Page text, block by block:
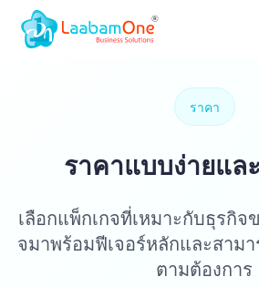
ราคา
ราคาแบบง่ายแล
เลือกแพ็กเกจที่เหมาะกับธุรกิ
จมาพร้อมฟีเจอร์หลักและสาม
ตามต้องการ